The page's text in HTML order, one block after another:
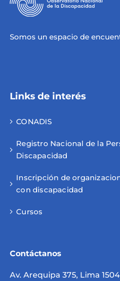
Somos un espacio de
Links de interés
CONADIS
Registro Nacional de la
Discapacidad
Inscripción de
con discapacidad
Cursos
Contáctanos
Av. Arequipa 375, Lima